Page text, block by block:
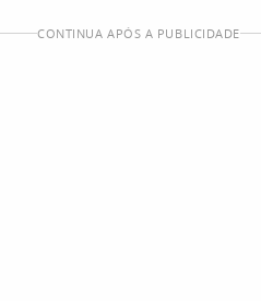
CONTINUA APÓS A PUBLICIDADE